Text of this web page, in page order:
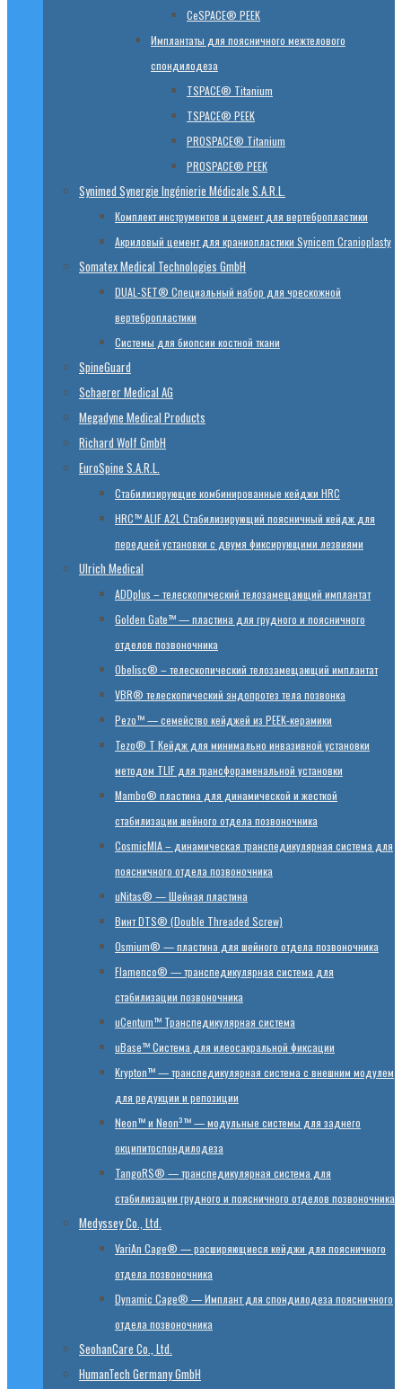
CeSPACE® PEEK
Имплантаты для поясничного межтелового
спондилодеза
TSPACE® Titanium
TSPACE® PEEK
PROSPACE® Titanium
PROSPACE® PEEK
Synimed Synergie Ingénierie Médicale S.A.R.L.
Комплект инструментов и цемент для вертебропластики
Акриловый цемент для краниопластики Synicem Cranioplasty
Somatex Medical Technologies GmbH
DUAL-SET® Специальный набор для чрескожной
вертебропластики
Системы для биопсии костной ткани
SpineGuard
Schaerer Medical AG
Megadyne Medical Products
Richard Wolf GmbH
EuroSpine S.A.R.L.
Стабилизирующие комбинированные кейджи HRC
HRC™ ALIF A2L Стабилизирующий поясничный кейдж для
передней установки с двумя фиксирующими лезвиями
Ulrich Medical
ADDplus – телескопический телозамещающий имплантат
Golden Gate™ — пластина для грудного и поясничного
отделов позвоночника
Obelisc® – телескопический телозамещающий имплантат
VBR® телескопический эндопротез тела позвонка
Pezo™ — семейство кейджей из PEEK-керамики
Tezo® T Кейдж для минимально инвазивной установки
методом TLIF для трансфораменальной установки
Mambo® пластина для динамической и жесткой
стабилизации шейного отдела позвоночника
CosmicMIA – динамическая транспедикулярная система для
поясничного отдела позвоночника
uNitas® — Шейная пластина
Винт DTS® (Double Threaded Screw)
Osmium® — пластина для шейного отдела позвоночника
Flamenco® — транспедикулярная система для
стабилизации позвоночника
uCentum™ Транспедикулярная система
uBase™ Cистема для илеосакральной фиксации
Krypton™ — транспедикулярная система с внешним модулем
для редукции и репозиции
Neon™ и Neon³™ — модульные системы для заднего
окципитоспондилодеза
TangoRS® — транспедикулярная система для
стабилизации грудного и поясничного отделов позвоночника
Medyssey Co., Ltd.
VariAn Cage® — расширяющиеся кейджи для поясничного
отдела позвоночника
Dynamic Cage® — Имплант для спондилодеза поясничного
отдела позвоночника
SeohanCare Co., Ltd.
HumanTech Germany GmbH